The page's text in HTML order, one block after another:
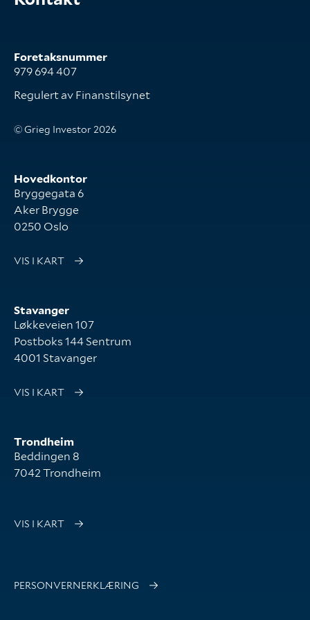
Foretaksnummer
979 694 407
Regulert av Finanstilsynet
© Grieg Investor 2026
Hovedkontor
Bryggegata 6
Aker Brygge
0250 Oslo
VIS I KART
Stavanger
Løkkeveien 107
Postboks 144 Sentrum
4001 Stavanger
VIS I KART
Trondheim
Beddingen 8
7042 Trondheim
VIS I KART
PERSONVERNERKLÆRING